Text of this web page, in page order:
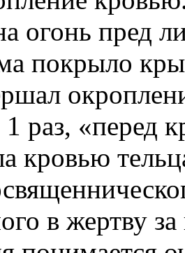
огонь пред
покрыло
1 раз, «перед
кровью
в жертву